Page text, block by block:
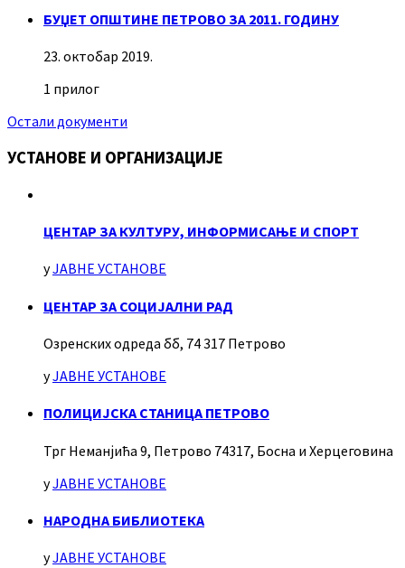
БУЏЕТ ОПШТИНЕ ПЕТРОВО ЗА 2011. ГОДИНУ
23. октобар 2019.
1 прилог
Остали документи
УСТАНОВЕ И ОРГАНИЗАЦИЈЕ
ЦЕНТАР ЗА КУЛТУРУ, ИНФОРМИСАЊЕ И СПОРТ
уЈАВНЕ УСТАНОВЕ
ЦЕНТАР ЗА СОЦИЈАЛНИ РАД
Озренских одреда бб, 74 317 Петрово
уЈАВНЕ УСТАНОВЕ
ПОЛИЦИЈСКА СТАНИЦА ПЕТРОВО
Трг Неманјића 9, Петрово 74317, Босна и Херцеговина
уЈАВНЕ УСТАНОВЕ
НАРОДНА БИБЛИОТЕКА
уЈАВНЕ УСТАНОВЕ